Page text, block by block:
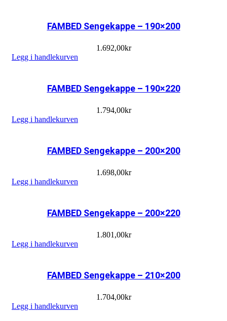
FAMBED Sengekappe – 190×200
1.692,00kr
Legg i handlekurven
FAMBED Sengekappe – 190×220
1.794,00kr
Legg i handlekurven
FAMBED Sengekappe – 200×200
1.698,00kr
Legg i handlekurven
FAMBED Sengekappe – 200×220
1.801,00kr
Legg i handlekurven
FAMBED Sengekappe – 210×200
1.704,00kr
Legg i handlekurven